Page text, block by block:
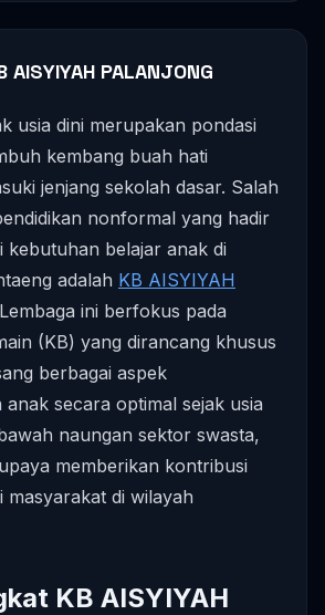
PALANJONG
usia dini merupakan pondasi
kembang buah hati
jenjang sekolah dasar. Salah
nonformal yang hadir
kebutuhan belajar anak di
adalah KB AISYIYAH
ini berfokus pada
(KB) yang dirancang khusus
berbagai aspek
secara optimal sejak usia
naungan sektor swasta,
memberikan kontribusi
masyarakat di wilayah
KB AISYIYAH